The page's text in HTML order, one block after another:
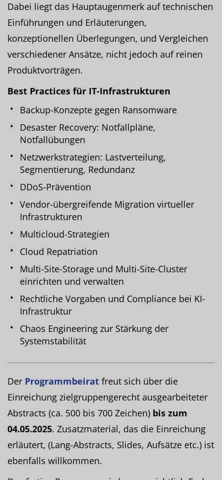
Dabei liegt das Hauptaugenmerk auf technischen
Einführungen und Erläuterungen,
konzeptionellen Überlegungen, und Vergleichen
verschiedener Ansätze, nicht jedoch auf reinen
Produktvorträgen.
Best Practices für IT-Infrastrukturen
Backup-Konzepte gegen Ransomware
Desaster Recovery: Notfallpläne,
Notfallübungen
Netzwerkstrategien: Lastverteilung,
Segmentierung, Redundanz
DDoS-Prävention
Vendor-übergreifende Migration virtueller
Infrastrukturen
Multicloud-Strategien
Cloud Repatriation
Multi-Site-Storage und Multi-Site-Cluster
einrichten und verwalten
Rechtliche Vorgaben und Compliance bei KI-
Infrastruktur
Chaos Engineering zur Stärkung der
Systemstabilität
Der Programmbeirat freut sich über die
Einreichung zielgruppengerecht ausgearbeiteter
Abstracts (ca. 500 bis 700 Zeichen) bis zum
04.05.2025. Zusatzmaterial, das die Einreichung
erläutert, (Lang-Abstracts, Slides, Aufsätze etc.) ist
ebenfalls willkommen.